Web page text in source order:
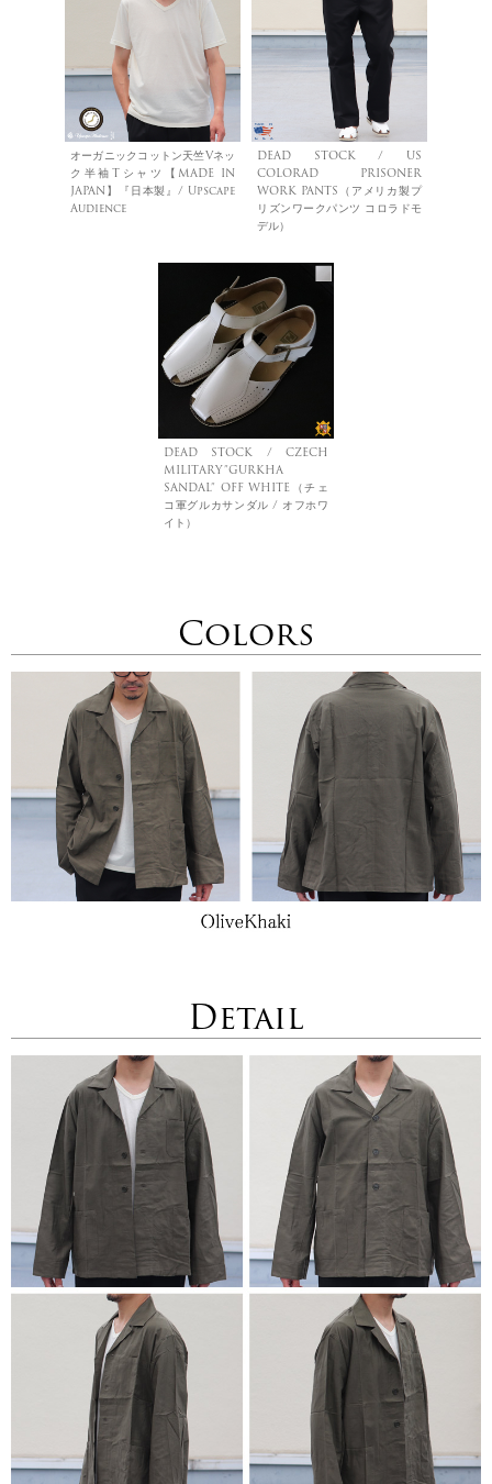
オーガニックコットン天竺Vネッ
ク半袖Tシャツ【MADE IN
JAPAN】『日本製』/ Upscape
Audience
DEAD STOCK / US
COLORAD PRISONER
WORK PANTS（アメリカ製プ
リズンワークパンツ コロラドモ
デル）
DEAD STOCK / CZECH
MILITARY”GURKHA
SANDAL” OFF WHITE（チェ
コ軍グルカサンダル / オフホワ
イト）
Colors
Detail